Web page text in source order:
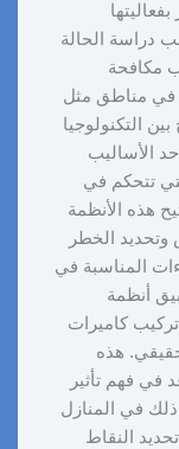
دراسة الحالة
مكافحة
في مناطق مثل
التكنولوجيا
الأساليب
تتحكم في
هذه الأنظمة
وتحديد الخطر
المناسبة في
أنظمة
كاميرات
هذه
في فهم تأثير
ذلك في المنازل
النقاط